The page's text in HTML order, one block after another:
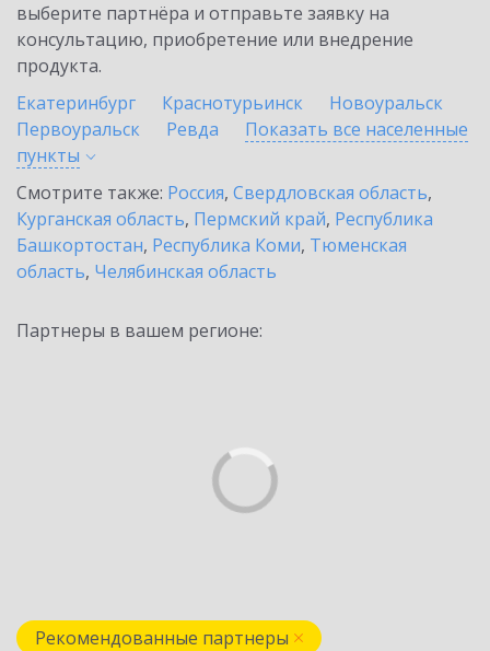
выберите партнёра и отправьте заявку на
консультацию, приобретение или внедрение
продукта.
Екатеринбург
Краснотурьинск
Новоуральск
Первоуральск
Ревда
Показать все населенные
пункты
Смотрите также: Россия, Свердловская область,
Курганская область, Пермский край, Республика
Башкортостан, Республика Коми, Тюменская
область, Челябинская область
Партнеры в вашем регионе:
Рекомендованные партнеры